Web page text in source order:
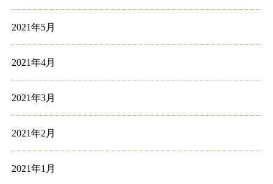
2021年5月
2021年4月
2021年3月
2021年2月
2021年1月